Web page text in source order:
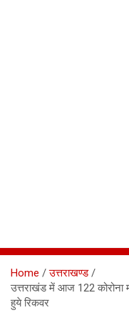
Home
उत्तराखण्ड
उत्तराखंड में आज 122 कोरोना
हुये रिकवर